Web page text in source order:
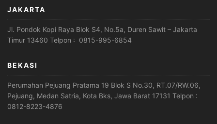
JAKARTA
Jl. Pondok Kopi Raya Blok S4, No.5a, Duren Sawit – Jakarta
Timur 13460 Telpon : 0815-995-6854
BEKASI
Perumahan Pejuang Pratama 19 Blok S No.30, RT.07/RW.06,
Pejuang, Medan Satria, Kota Bks, Jawa Barat 17131 Telpon :
0812-8223-4876